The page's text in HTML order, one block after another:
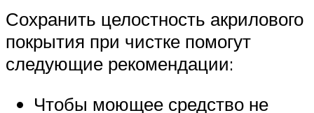
Сохранить целостность акрилового
покрытия при чистке помогут
следующие рекомендации:
Чтобы моющее средство не